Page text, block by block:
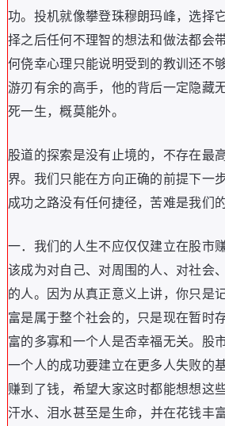
功。 投机就像攀登珠穆朗玛峰， 选择
择之后任何不理智的想法和做法都会
何侥幸心理只能说明受到的教训还不
游刃有余的高手， 他的背后一定隐藏
死一生，概莫能外。
股道的探索是没有止境的， 不存在最
界。 我们只能在方向正确的前提下一
成功之路没有任何捷径， 苦难是我们
一． 我们的人生不应仅仅建立在股市
该成为对自己、 对周围的人 、 对社会、
的人。 因为从真正意义上讲，你只是
富是属于整个社会的， 只是现在暂时
富的多寡和一个人是否幸福无关。 股
一个人的成功要建立在更多人失败的
赚到了钱， 希望大家这时都能想想这
汗水、 泪水甚至是生命， 并在花钱丰